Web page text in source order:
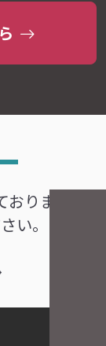
ります。
い。